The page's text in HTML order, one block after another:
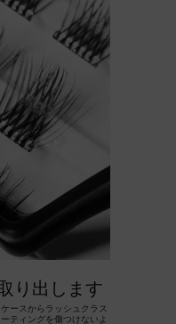
り出します
ースからラッシュクラス
ティングを傷つけないよ